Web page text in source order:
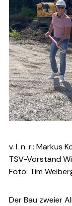
v. l. n. r.: Markus
TSV-Vorstand
Foto: Tim
Der Bau zweier